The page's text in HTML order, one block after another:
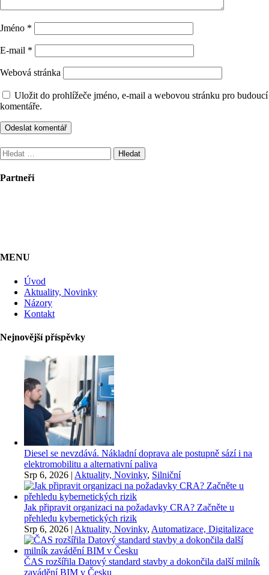
Jméno *
E-mail *
Webová stránka
Uložit do prohlížeče jméno, e-mail a webovou stránku pro budoucí
komentáře.
Vyhledávání
Partneři
MENU
Úvod
Aktuality, Novinky
Názory
Kontakt
Nejnovější příspěvky
Diesel se nevzdává. Nákladní doprava ale postupně sází i na
elektromobilitu a alternativní paliva
Srp 6, 2026 | Aktuality, Novinky, Silniční
Jak připravit organizaci na požadavky CRA? Začněte u
přehledu kybernetických rizik
Srp 6, 2026 | Aktuality, Novinky, Automatizace, Digitalizace
ČAS rozšířila Datový standard stavby a dokončila další milník
zavádění BIM v Česku